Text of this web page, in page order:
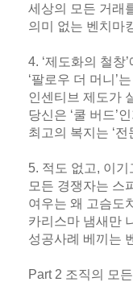
세상의 모든 거래
의미 없는 벤치마
4. ‘제도화의 철창
‘팔로우 더 머니’
인센티브 제도가
당신은 ‘쿨 버드’
최고의 복지는 ‘전
5. 적도 없고, 이
모든 경쟁자는 스
여우는 왜 고슴도
카리스마 냄새만
성공사례 베끼는
Part 2 조직의 모